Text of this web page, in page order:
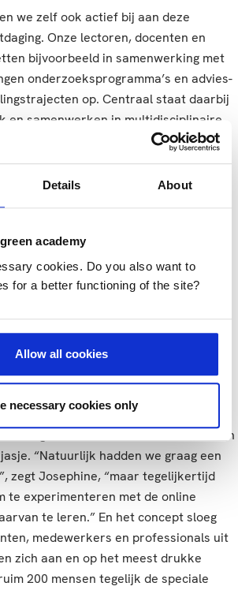
Details About
academy
cookies. Do you also want to
for a better functioning of the site?
Allow all cookies
necessary cookies only
we zelf ook actief bij aan deze
Onze lectoren, docenten en
bijvoorbeeld in samenwerking met
onderzoeksprogramma’s en advies-
op. Centraal staat daarbij
en samenwerken in multidisciplinaire
vertelden ze erover in deGuided
HAS-talkshow.
en collegevoorzitter Dick Pouwels
HAS-talkshow.
alumna Froukje Kooter en
Herman Peppelenbos en Margje
staken we het evenement in
“Natuurlijk hadden we graag een
zegt Josephine, “maar tegelijkertijd
te experimenteren met de online
te leren.” En het concept sloeg
medewerkers en professionals uit
zich aan en op het meest drukke
200 mensen tegelijk de speciale